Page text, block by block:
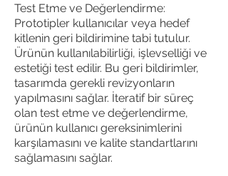
Test Etme ve Değerlendirme:
Prototipler kullanıcılar veya hedef
kitlenin geri bildirimine tabi tutulur.
Ürünün kullanılabilirliği, işlevselliği ve
estetiği test edilir. Bu geri bildirimler,
tasarımda gerekli revizyonların
yapılmasını sağlar. İteratif bir süreç
olan test etme ve değerlendirme,
ürünün kullanıcı gereksinimlerini
karşılamasını ve kalite standartlarını
sağlamasını sağlar.